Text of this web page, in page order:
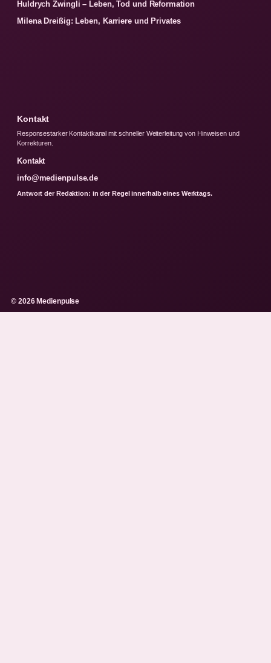
Huldrych Zwingli – Leben, Tod und Reformation
Milena Dreißig: Leben, Karriere und Privates
Kontakt
Responsestarker Kontaktkanal mit schneller Weiterleitung von Hinweisen und
Korrekturen.
Kontakt
info@medienpulse.de
Antwort der Redaktion: in der Regel innerhalb eines Werktags.
© 2026 Medienpulse